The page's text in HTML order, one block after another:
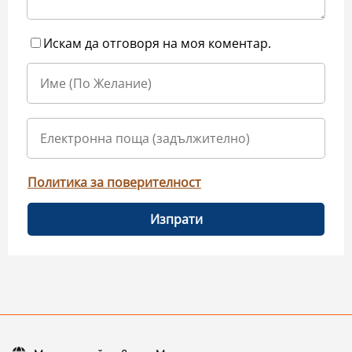
Искам да отговоря на моя коментар.
Политика за поверителност
Изпрати